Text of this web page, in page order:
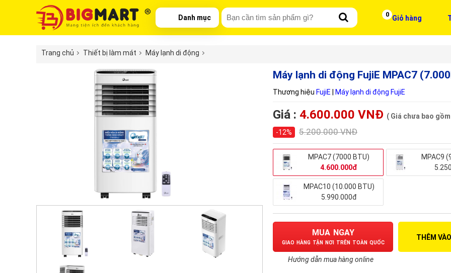
Danh mục 0 Giỏ hàng
Trang chủ Thiết bị làm mát Máy lạnh di động
Máy lạnh di động FujiE MPAC7
Thương hiệu FujiE | Máy lạnh di động FujiE
Giá : 4.600.000 VNĐ ( Giá chưa bao gồm
-12%
5.200.000 VNĐ
MPAC7 (7000 BTU)
4.600.000đ
MPAC9
MPAC10 (10.000 BTU)
5.990.000đ
MUA NGAY
GIAO HÀNG TẬN NƠI TRÊN TOÀN QUỐC
THÊM
Hướng dẫn mua hàng online